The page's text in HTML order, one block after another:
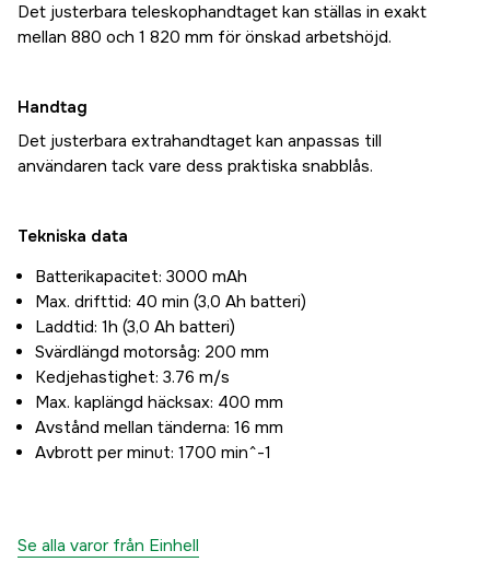
Det justerbara teleskophandtaget kan ställas in exakt
mellan 880 och 1 820 mm för önskad arbetshöjd.
Handtag
Det justerbara extrahandtaget kan anpassas till
användaren tack vare dess praktiska snabblås.
Tekniska data
Batterikapacitet: 3000 mAh
Max. drifttid: 40 min (3,0 Ah batteri)
Laddtid: 1h (3,0 Ah batteri)
Svärdlängd motorsåg: 200 mm
Kedjehastighet: 3.76 m/s
Max. kaplängd häcksax: 400 mm
Avstånd mellan tänderna: 16 mm
Avbrott per minut: 1700 min^-1
Se alla varor från Einhell